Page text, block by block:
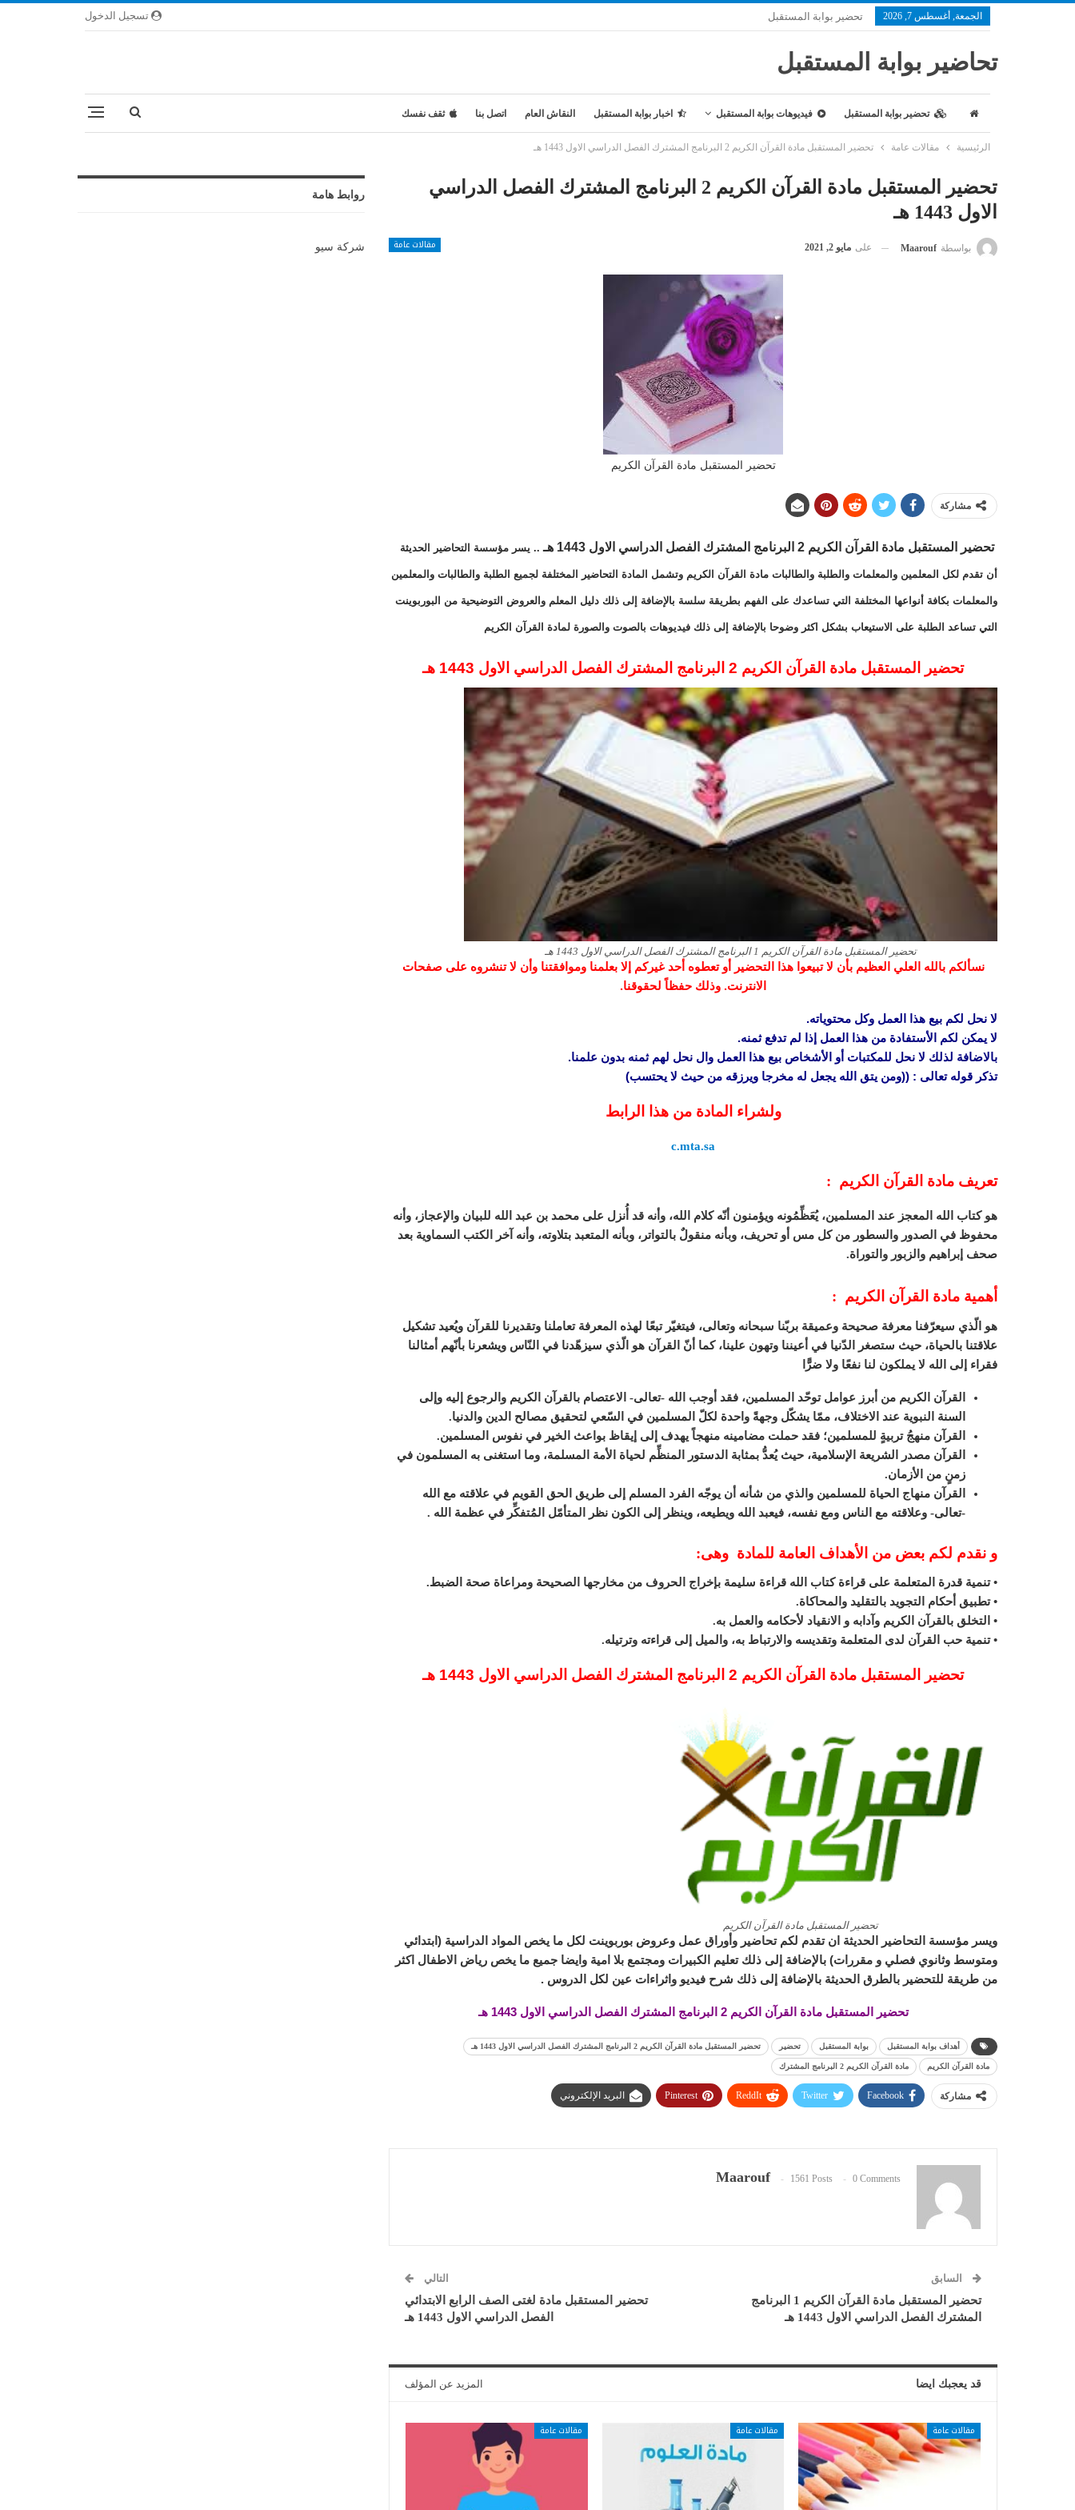
تسجيل الدخول الجمعة, أغسطس 7, 2026 تحضير بوابة المستقبل
تحاضير بوابة المستقبل
تحضير بوابة المستقبل فيديوهات بوابة المستقبل اخبار بوابة المستقبل النقاش العام اتصل بنا ثقف نفسك
الرئيسية مقالات عامة تحضير المستقبل مادة القرآن الكريم 2 البرنامج المشترك الفصل الدراسي الاول 1443 هـ
تحضير المستقبل مادة القرآن الكريم 2 البرنامج المشترك الفصل الدراسي
الاول 1443 هـ
مقالات عامة بواسطة Maarouf على مايو 2, 2021
تحضير المستقبل مادة القرآن الكريم
مشاركة
تحضير المستقبل مادة القرآن الكريم 2 البرنامج المشترك الفصل الدراسي الاول 1443 هـ .. يسر مؤسسة التحاضير الحديثة
أن تقدم لكل المعلمين والمعلمات والطلبة والطالبات مادة القرآن الكريم وتشمل المادة التحاضير المختلفة لجميع الطلبة والطالبات والمعلمين
والمعلمات بكافة أنواعها المختلفة التي تساعدك على الفهم بطريقة سلسة بالإضافة إلى ذلك دليل المعلم والعروض التوضيحية من البوربوينت
التي تساعد الطلبة على الاستيعاب بشكل اكثر وضوحا بالإضافة إلى ذلك فيديوهات بالصوت والصورة لمادة القرآن الكريم
تحضير المستقبل مادة القرآن الكريم 2 البرنامج المشترك الفصل الدراسي الاول 1443 هـ
تحضير المستقبل مادة القرآن الكريم 1 البرنامج المشترك الفصل الدراسي الاول 1443 هـ
نسألكم بالله العلي العظيم بأن لا تبيعوا هذا التحضير أو تعطوه أحد غيركم إلا بعلمنا وموافقتنا وأن لا تنشروه على صفحات
الانترنت. وذلك حفظاً لحقوقنا.
لا نحل لكم بيع هذا العمل وكل محتوياته.
لا يمكن لكم الأستفادة من هذا العمل إذا لم تدفع ثمنه.
بالاضافة لذلك لا نحل للمكتبات أو الأشخاص بيع هذا العمل وال نحل لهم ثمنه بدون علمنا.
تذكر قوله تعالى : ((ومن يتق الله يجعل له مخرجا ويرزقه من حيث لا يحتسب)
ولشراء المادة من هذا الرابط
c.mta.sa
تعريف مادة القرآن الكريم :
هو كتاب الله المعجز عند المسلمين، يُعَظِّمُونه ويؤمنون أنّه كلام الله، وأنه قد أُنزل على محمد بن عبد الله للبيان والإعجاز، وأنه
محفوظ في الصدور والسطور من كل مس أو تحريف، وبأنه منقولٌ بالتواتر، وبأنه المتعبد بتلاوته، وأنه آخر الكتب السماوية بعد
صحف إبراهيم والزبور والتوراة.
أهمية مادة القرآن الكريم :
هو الّذي سيعرّفنا معرفة صحيحة وعميقة بربّنا سبحانه وتعالى، فيتغيّر تبعًا لهذه المعرفة تعاملنا وتقديرنا للقرآن ويُعيد تشكيل
علاقتنا بالحياة، حيث ستصغر الدّنيا في أعيننا وتهون علينا، كما أنّ القرآن هو الّذي سيزهّدنا في النّاس ويشعرنا بأنّهم أمثالنا
فقراء إلى الله لا يملكون لنا نفعًا ولا ضرًّا
القرآن الكريم من أبرز عوامل توحّد المسلمين، فقد أوجب الله -تعالى- الاعتصام بالقرآن الكريم والرجوع إليه وإلى
السنة النبوية عند الاختلاف، ممّا يشكّل وجهةً واحدة لكلّ المسلمين في السّعي لتحقيق مصالح الدين والدنيا.
القرآن منهجُ تربيةٍ للمسلمين؛ فقد حملت مضامينه منهجاً يهدف إلى إيقاظ بواعث الخير في نفوس المسلمين.
القرآن مصدر الشريعة الإسلامية، حيث يُعدُّ بمثابة الدستور المنظِّم لحياة الأمة المسلمة، وما استغنى به المسلمون في
زمنٍ من الأزمان.
القرآن منهاج الحياة للمسلمين والذي من شأنه أن يوجّه الفرد المسلم إلى طريق الحق القويم في علاقته مع الله
-تعالى- وعلاقته مع الناس ومع نفسه، فيعبد الله ويطيعه، وينظر إلى الكون نظر المتأمّل المُتفكِّر في عظمة الله .
و نقدم لكم بعض من الأهداف العامة للمادة وهى:
• تنمية قدرة المتعلمة على قراءة كتاب الله قراءة سليمة بإخراج الحروف من مخارجها الصحيحة ومراعاة صحة الضبط.
• تطبيق أحكام التجويد بالتقليد والمحاكاة.
• التخلق بالقرآن الكريم وآدابه و الانقياد لأحكامه والعمل به.
• تنمية حب القرآن لدى المتعلمة وتقديسه والارتباط به، والميل إلى قراءته وترتيله.
تحضير المستقبل مادة القرآن الكريم 2 البرنامج المشترك الفصل الدراسي الاول 1443 هـ
تحضير المستقبل مادة القرآن الكريم
ويسر مؤسسة التحاضير الحديثة ان تقدم لكم تحاضير وأوراق عمل وعروض بوربوينت لكل ما يخص المواد الدراسية (ابتدائي
ومتوسط وثانوي فصلي و مقررات) بالإضافة إلى ذلك تعليم الكبيرات ومجتمع بلا امية وايضا جميع ما يخص رياض الاطفال اكثر
من طريقة للتحضير بالطرق الحديثة بالإضافة إلى ذلك شرح فيديو واثراءات عين لكل الدروس .
تحضير المستقبل مادة القرآن الكريم 2 البرنامج المشترك الفصل الدراسي الاول 1443 هـ
أهداف بوابة المستقبل بوابة المستقبل تحضير تحضير المستقبل مادة القرآن الكريم 2 البرنامج المشترك الفصل الدراسي الاول 1443 هـ
مادة القرآن الكريم مادة القرآن الكريم 2 البرنامج المشترك
مشاركة Facebook
Twitter
ReddIt
Pinterest البريد الإلكتروني
Maarouf 1561 Posts 0 Comments
السابق
تحضير المستقبل مادة القرآن الكريم 1 البرنامج
المشترك الفصل الدراسي الاول 1443 هـ
التالي
تحضير المستقبل مادة لغتى الصف الرابع الابتدائي
الفصل الدراسي الاول 1443 هـ
قد يعجبك ايضا المزيد عن المؤلف
مقالات عامة مقالات عامة مقالات عامة
روابط هامة
شركة سيو